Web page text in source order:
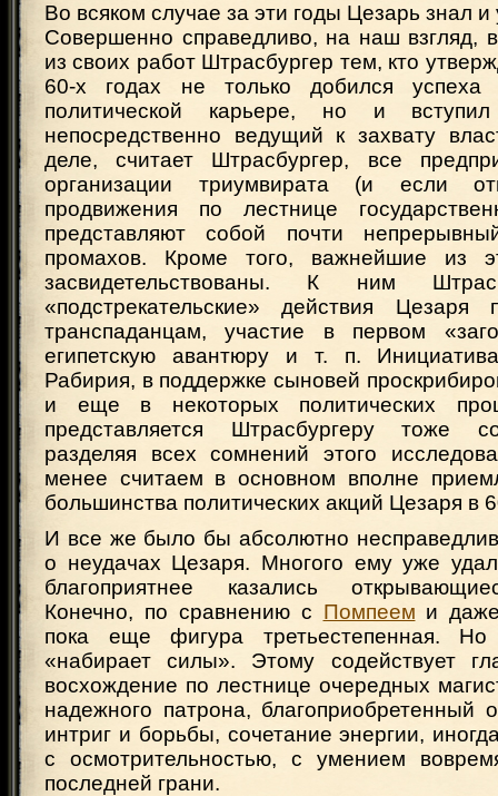
Во всяком случае за эти годы Цезарь знал и
Совершенно справедливо, на наш взгляд,
из своих работ Штрасбургер тем, кто
60-х годах не только добился
политической карьере, но и
непосредственно ведущий к захвату
деле, считает Штрасбургер, все
организации триумвирата (и если
продвижения по лестнице
представляют собой почти
промахов. Кроме того, важнейшие из
засвидетельствованы. К ним
«подстрекательские» действия
транспаданцам, участие в первом
египетскую авантюру и т. п.
Рабирия, в поддержке сыновей
и еще в некоторых политических
представляется Штрасбургеру тоже
разделяя всех сомнений этого
менее считаем в основном вполне
большинства политических акций Цезаря в
И все же было бы абсолютно
о неудачах Цезаря. Многого ему уже
благоприятнее казались
Конечно, по сравнению с Помпеем и
пока еще фигура третьестепенная.
«набирает силы». Этому содействует
восхождение по лестнице очередных
надежного патрона, благоприобретенный
интриг и борьбы, сочетание энергии,
с осмотрительностью, с умением
последней грани.